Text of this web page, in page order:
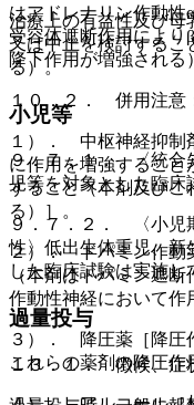
治療上の有益性及び母
又は中止を検討するこ
る）。
小児等
９．７．１． 〈統合
児等を対象とした臨床
９．７．２． 〈小児
性〉低出生体重児、新
した臨床試験は実施し
過量投与
１３．１． 徴候、症
はアドレナリン作動性
受容体遮断作用により
降下作用が増強される
１０．２． 併用注意
１）． 中枢神経抑制
に作用を増強するこ
すること（本剤及びこ
る）］。
２）． ドパミン作動
（本剤はドパミン遮
作動性神経において作
３）． 降圧薬［降圧
これらの薬剤の降圧作